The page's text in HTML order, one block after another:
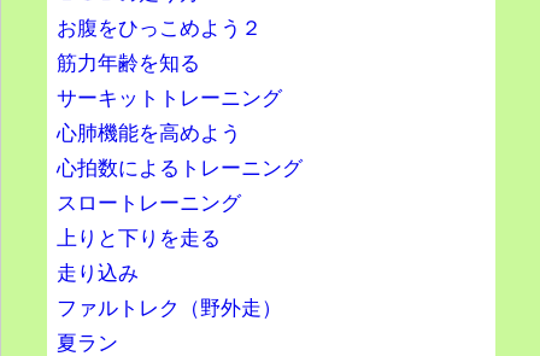
お腹をひっこめよう２
筋力年齢を知る
サーキットトレーニング
心肺機能を高めよう
心拍数によるトレーニング
スロートレーニング
上りと下りを走る
走り込み
ファルトレク（野外走）
夏ラン